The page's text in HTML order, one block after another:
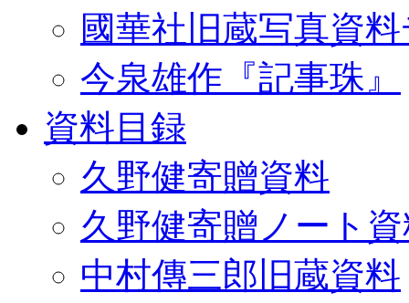
國華社旧蔵写真資
今泉雄作『記事珠』
資料目録
久野健寄贈資料
久野健寄贈ノート
中村傳三郎旧蔵資料